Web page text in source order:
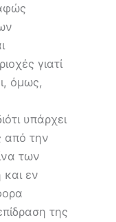
γιατί
όμως,
υπάρχει
από την
των
και εν
της